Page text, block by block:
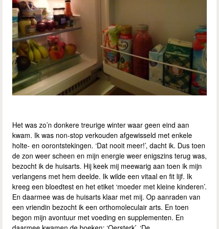
Het was zo’n donkere treurige winter waar geen eind aan
kwam. Ik was non-stop verkouden afgewisseld met enkele
holte- en oorontstekingen. ‘Dat nooit meer!’, dacht ik. Dus toen
de zon weer scheen en mijn energie weer enigszins terug was,
bezocht ik de huisarts. Hij keek mij meewarig aan toen ik mijn
verlangens met hem deelde. Ik wilde een vitaal en fit lijf. Ik
kreeg een bloedtest en het etiket ‘moeder met kleine kinderen’.
En daarmee was de huisarts klaar met mij. Op aanraden van
een vriendin bezocht ik een orthomoleculair arts. En toen
begon mijn avontuur met voeding en supplementen. En